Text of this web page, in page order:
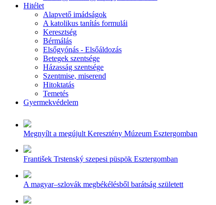
Hitélet
Alapvető imádságok
A katolikus tanítás formulái
Keresztség
Bérmálás
Elsőgyónás - Elsőáldozás
Betegek szentsége
Házasság szentsége
Szentmise, miserend
Hitoktatás
Temetés
Gyermekvédelem
Megnyílt a megújult Keresztény Múzeum Esztergomban
František Trstenský szepesi püspök Esztergomban
A magyar–szlovák megbékélésből barátság született